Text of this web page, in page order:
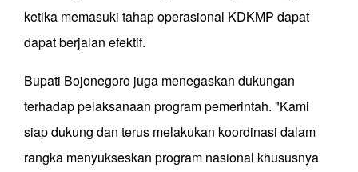
ketika memasuki tahap operasional KDKMP dapat
dapat berjalan efektif.
Bupati Bojonegoro juga menegaskan dukungan
terhadap pelaksanaan program pemerintah. "Kami
siap dukung dan terus melakukan koordinasi dalam
rangka menyukseskan program nasional khususnya